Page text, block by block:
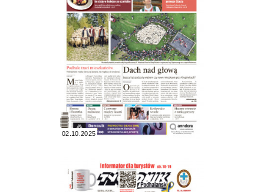
02.10.2025